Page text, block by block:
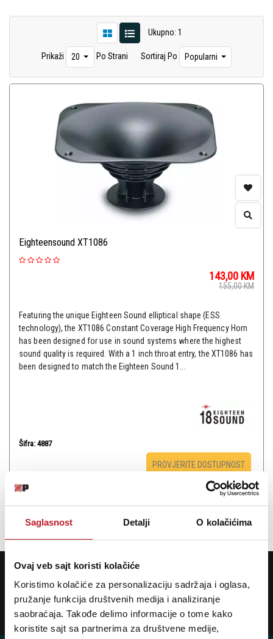
Saglasnost Detalji O kolačićima
Ovaj veb sajt koristi kolačiće
Koristimo kolačiće za personalizaciju sadržaja i oglasa,
pružanje funkcija društvenih medija i analiziranje
saobraćaja. Takođe delimo informacije o tome kako
koristite sajt sa partnerima za društvene medije,
Ukupno: 1
Prikaži 20 Po Strani Sortiraj Po Popularni
Eighteensound XT1086
143,00 KM
155,00KM
Featuring the unique Eighteen Sound elliptical shape (ESS
technology), the XT1086 Constant Coverage High Frequency Horn
has been designed for use in sound systems where the highest
sound quality is required. With a 1 inch throat entry, the XT1086 has
been designed to match the Eighteen Sound 1...
Šifra: 4887
PROVJERITE DOSTUPNOST
« 1 »
POTREBNA VAM JE POMOĆ? POZOVITE NAS!
prijavite se na naš NEWSLETTER!